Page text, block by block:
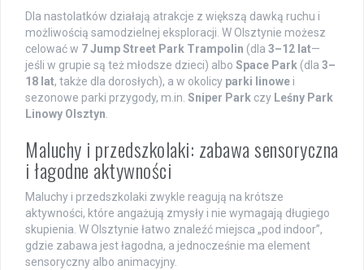
Dla nastolatków działają atrakcje z większą dawką ruchu i
możliwością samodzielnej eksploracji. W Olsztynie możesz
celować w 7 Jump Street Park Trampolin (dla 3–12 lat—
jeśli w grupie są też młodsze dzieci) albo Space Park (dla 3–
18 lat, także dla dorosłych), a w okolicy parki linowe i
sezonowe parki przygody, m.in. Sniper Park czy Leśny Park
Linowy Olsztyn
Maluchy i przedszkolaki: zabawa sensoryczna
i łagodne aktywności
Maluchy i przedszkolaki zwykle reagują na krótsze
aktywności, które angażują zmysły i nie wymagają długiego
skupienia. W Olsztynie łatwo znaleźć miejsca „pod indoor”,
gdzie zabawa jest łagodna, a jednocześnie ma element
sensoryczny albo animacyjny.